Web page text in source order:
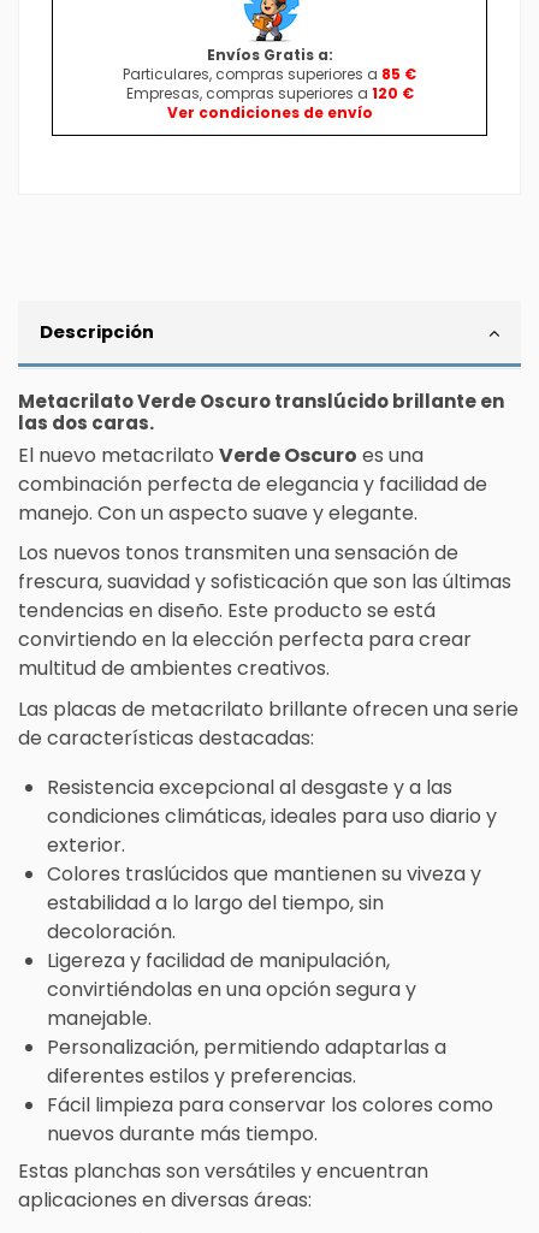
Envíos Gratis a:
Particulares, compras superiores a 85 €
Empresas, compras superiores a 120 €
Ver condiciones de envío
Descripción
MetacrilatoVerde Oscuro translúcido brillante en
las dos caras.
El nuevo metacrilato Verde Oscuro es una
combinación perfecta de elegancia y facilidad de
manejo. Con un aspecto suave y elegante.
Los nuevos tonos transmiten una sensación de
frescura, suavidad y sofisticación que son las últimas
tendencias en diseño. Este producto se está
convirtiendo en la elección perfecta para crear
multitud de ambientes creativos.
Las placas de metacrilato brillante ofrecen una serie
de características destacadas:
Resistencia excepcional al desgaste y a las
condiciones climáticas, ideales para uso diario y
exterior.
Colores traslúcidos que mantienen su viveza y
estabilidad a lo largo del tiempo, sin
decoloración.
Ligereza y facilidad de manipulación,
convirtiéndolas en una opción segura y
manejable.
Personalización, permitiendo adaptarlas a
diferentes estilos y preferencias.
Fácil limpieza para conservar los colores como
nuevos durante más tiempo.
Estas planchas son versátiles y encuentran
aplicaciones en diversas áreas: